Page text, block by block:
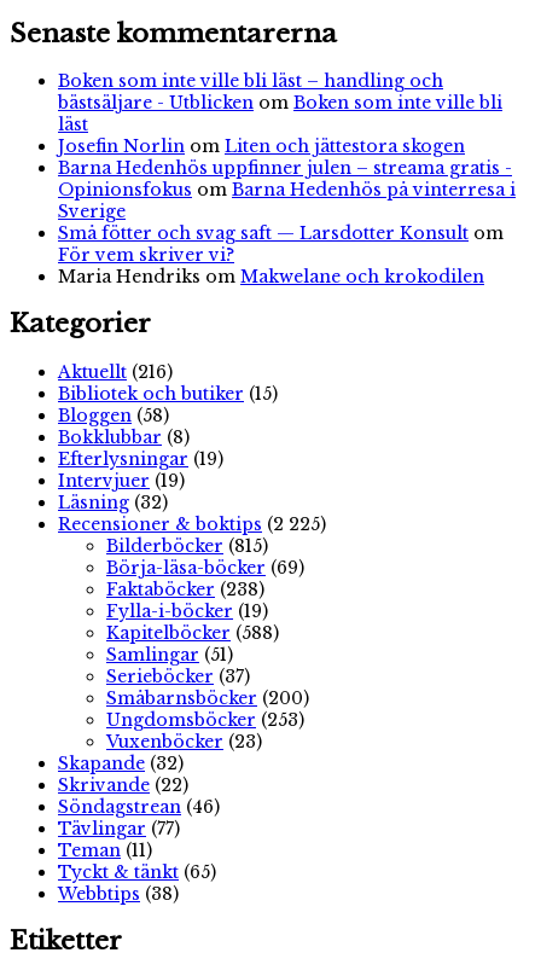
Senaste kommentarerna
Boken som inte ville bli läst – handling och
bästsäljare - Utblicken om Boken som inte ville bli
läst
Josefin Norlin om Liten och jättestora skogen
Barna Hedenhös uppfinner julen – streama gratis -
Opinionsfokus om Barna Hedenhös på vinterresa i
Sverige
Små fötter och svag saft — Larsdotter Konsult om
För vem skriver vi?
Maria Hendriks om Makwelane och krokodilen
Kategorier
Aktuellt (216)
Bibliotek och butiker (15)
Bloggen (58)
Bokklubbar (8)
Efterlysningar (19)
Intervjuer (19)
Läsning (32)
Recensioner & boktips (2 225)
Bilderböcker (815)
Börja-läsa-böcker (69)
Faktaböcker (238)
Fylla-i-böcker (19)
Kapitelböcker (588)
Samlingar (51)
Serieböcker (37)
Småbarnsböcker (200)
Ungdomsböcker (253)
Vuxenböcker (23)
Skapande (32)
Skrivande (22)
Söndagstrean (46)
Tävlingar (77)
Teman (11)
Tyckt & tänkt (65)
Webbtips (38)
Etiketter